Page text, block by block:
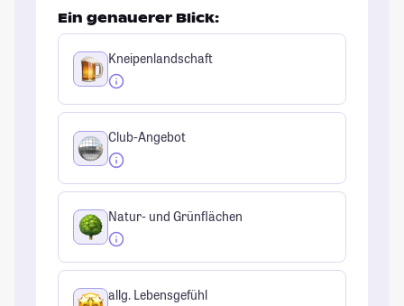
Ein genauerer Blick:
Kneipenlandschaft
Club-Angebot
Natur- und Grünflächen
allg. Lebensgefühl